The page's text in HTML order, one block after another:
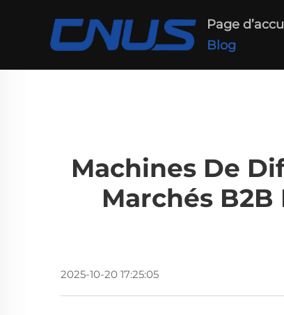
Page
Blog
Machines De
Marchés
2025-10-20 17:25:05